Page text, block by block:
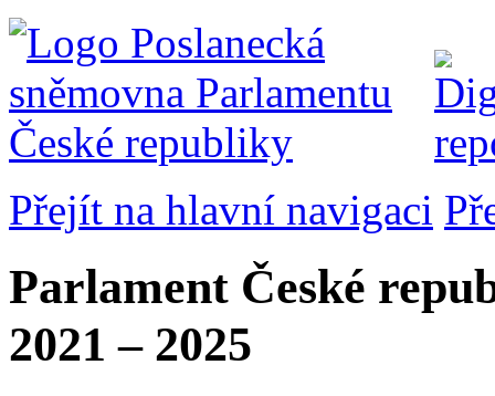
Přejít na hlavní navigaci
Parlament České
2021 – 2025